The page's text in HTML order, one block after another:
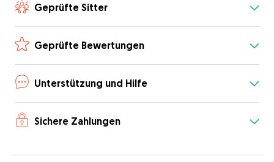
Geprüfte Sitter
Geprüfte Bewertungen
Unterstützung und Hilfe
Sichere Zahlungen